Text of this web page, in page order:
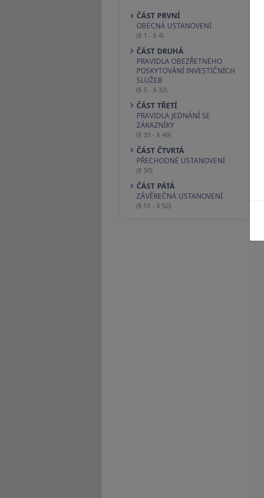
ČÁST PRVNÍ
OBECNÁ USTANOVENÍ
(§ 1 - § 4)
ČÁST DRUHÁ
PRAVIDLA OBEZŘETNÉHO
POSKYTOVÁNÍ INVESTIČNÍCH
SLUŽEB
(§ 5 - § 32)
ČÁST TŘETÍ
PRAVIDLA JEDNÁNÍ SE
ZÁKAZNÍKY
(§ 33 - § 49)
ČÁST ČTVRTÁ
PŘECHODNÉ USTANOVENÍ
(§ 50)
ČÁST PÁTÁ
ZÁVĚREČNÁ USTANOVENÍ
(§ 51 - § 52)